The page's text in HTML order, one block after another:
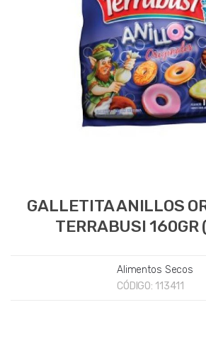
GALLETITA ANILLOS
TERRABUSI 160GR
Alimentos Secos
CÓDIGO: 113411